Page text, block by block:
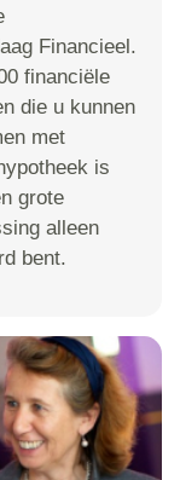
Financieel.
financiële
die u kunnen
met
is
grote
alleen
bent.